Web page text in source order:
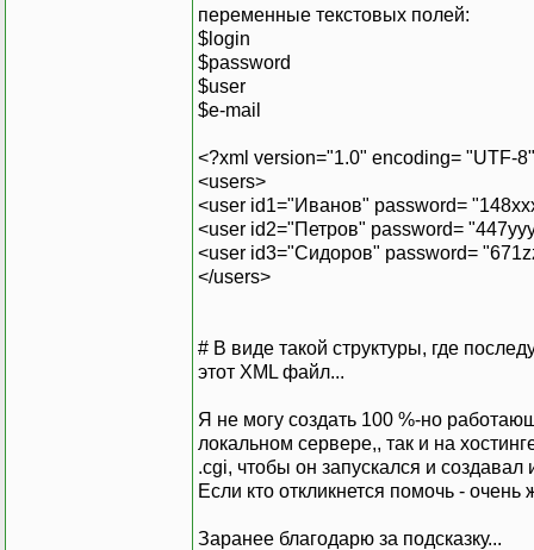
переменные текстовых полей:
$login
$password
$user
$e-mail
<?xml version="1.0" encoding= "UTF-
<users>
<user id1="Иванов" password=
<user id2="Петров" password=
<user id3="Сидоров" password=
</users>
# В виде такой структуры, где
этот XML файл...
Я не могу создать 100 %-но
локальном сервере,, так и на
.cgi, чтобы он запускался и
Если кто откликнется помочь - очень
Заранее благодарю за подсказку...